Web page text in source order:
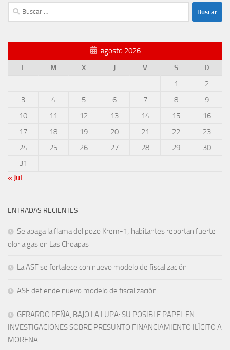
Buscar:
agosto 2026
L
M X J V S
D
1
2
3
4 5 6 7 8
9
10
11 12 13 14 15
16
17
18 19 20 21 22
23
24
25 26 27 28 29
30
31
« Jul
ENTRADAS RECIENTES
Se apaga la flama del pozo Krem-1; habitantes reportan fuerte
olor a gas en Las Choapas
La ASF se fortalece con nuevo modelo de fiscalización
ASF defiende nuevo modelo de fiscalización
GERARDO PEÑA, BAJO LA LUPA: SU POSIBLE PAPEL EN
INVESTIGACIONES SOBRE PRESUNTO FINANCIAMIENTO ILÍCITO A
MORENA